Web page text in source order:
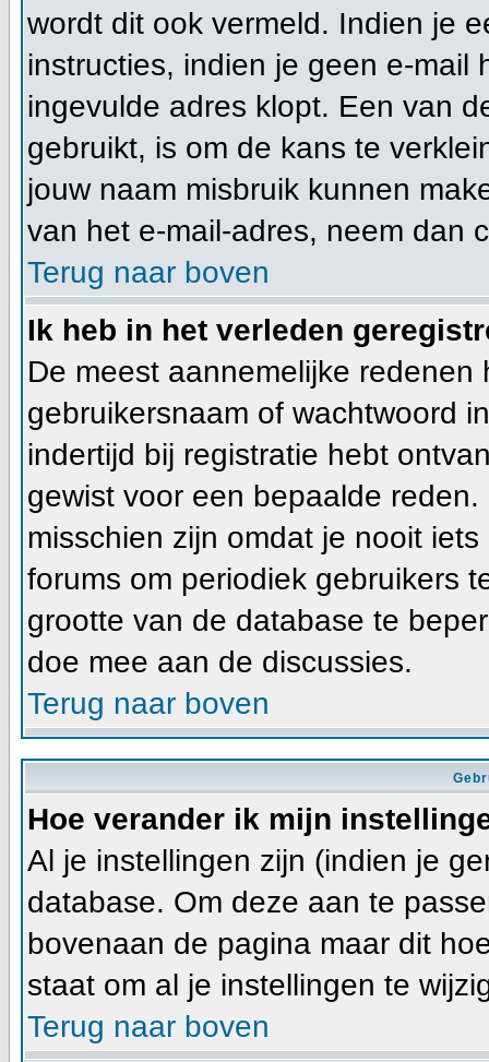
wordt dit ook vermeld. Indien je
instructies, indien je geen e-
ingevulde adres klopt. Een van
gebruikt, is om de kans te
jouw naam misbruik kunnen
van het e-mail-adres, neem dan
Terug naar boven
Ik heb in het verleden
De meest aannemelijke
gebruikersnaam of wachtwoord
indertijd bij registratie hebt
gewist voor een bepaalde
misschien zijn omdat je nooit
forums om periodiek gebruikers
grootte van de database te
doe mee aan de discussies.
Terug naar boven
Hoe verander ik mijn
Al je instellingen zijn (indien je
database. Om deze aan te
bovenaan de pagina maar dit
staat om al je instellingen te
Terug naar boven